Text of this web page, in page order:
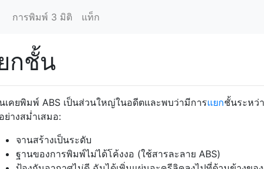
การพิมพ์ 3 มิติ แท็ก
กชั้น
เคยพิมพ์ ABS เป็นส่วนใหญ่ในอดีตและพบว่ามีการแยกชั้นระหว่
ย่างสม่ำเสมอ:
จานสร้างเป็นระดับ
ฐานของการพิมพ์ไม่ได้โค้งงอ (ใช้สารละลาย ABS)